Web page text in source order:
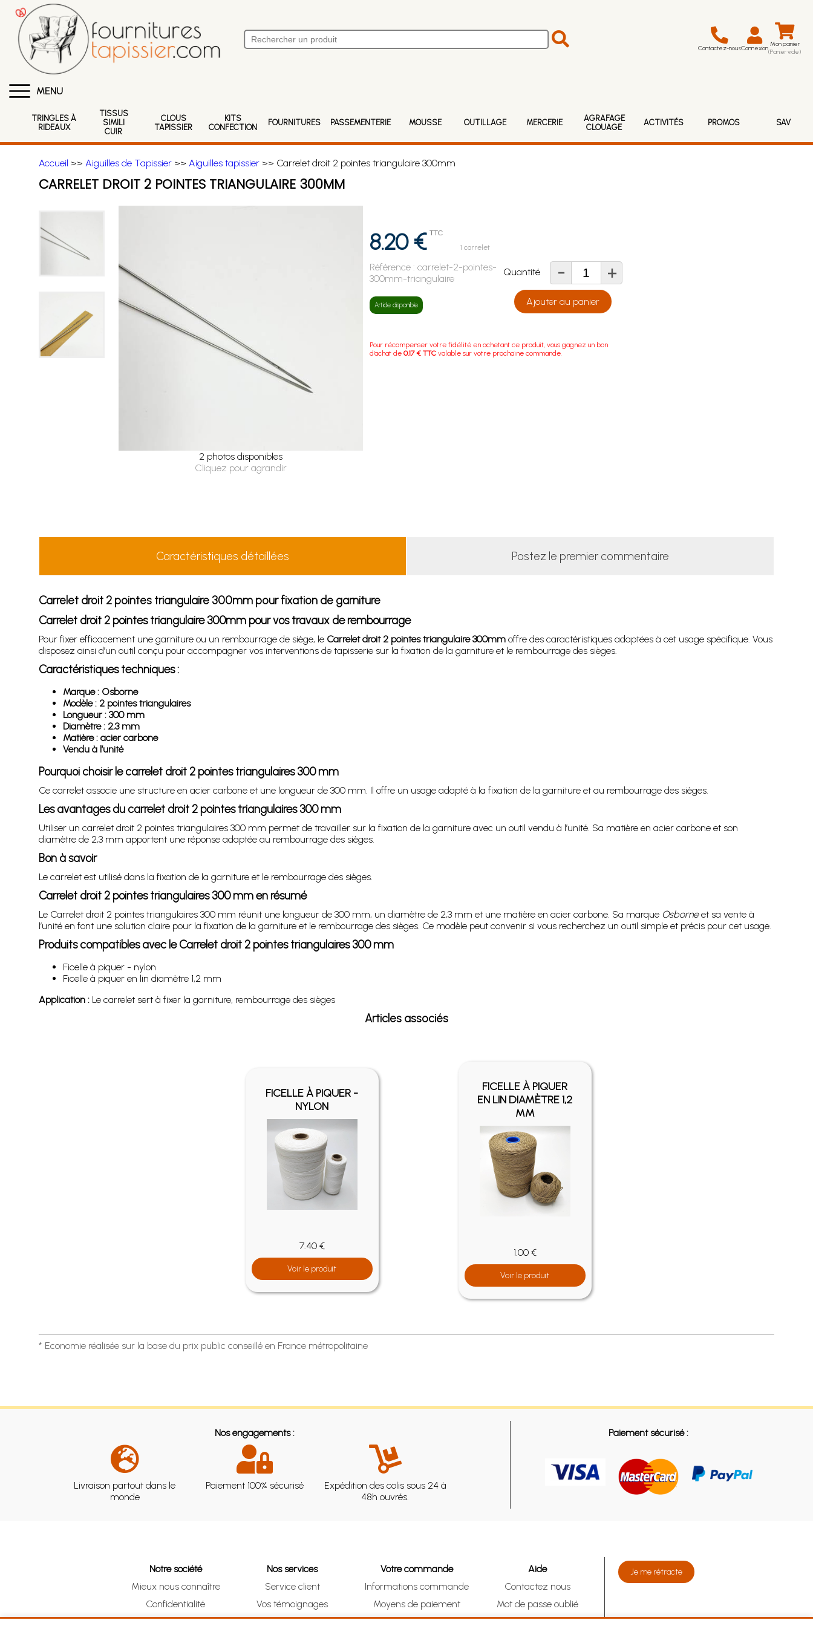
Contactez-nousConnexion Mon panier
(Panier vide)
MENU
TRINGLES À
RIDEAUX
TISSUS
SIMILI
CUIR
CLOUS
TAPISSIER
KITS
CONFECTION
FOURNITURES PASSEMENTERIE MOUSSE OUTILLAGE MERCERIE
AGRAFAGE
CLOUAGE
ACTIVITÉS PROMOS SAV
Accueil >> Aiguilles de Tapissier>> Aiguilles tapissier>> Carrelet droit 2 pointes triangulaire 300mm
CARRELET DROIT 2 POINTES TRIANGULAIRE 300MM
2 photos disponibles
Cliquez pour agrandir
8.20 € TTC
1 carrelet
Référence :carrelet-2-pointes-
300mm-triangulaire
Article disponible
Quantité - +
Ajouter au panier
Pour récompenser votre fidélité en achetant ce produit, vous gagnez un bon
d'achat de0.17 € TTC valable sur votre prochaine commande.
Caractéristiques détaillées Postez le premier commentaire
Carrelet droit 2 pointes triangulaire 300mm pour fixation de garniture
Carrelet droit 2 pointes triangulaire 300mm pour vos travaux de rembourrage
Pour fixer efficacement une garniture ou un rembourrage de siège, le Carrelet droit 2 pointes triangulaire 300mmoffre des caractéristiques adaptées à cet usage spécifique. Vous
disposez ainsi d’un outil conçu pour accompagner vos interventions de tapisserie sur la fixation de la garniture et le rembourrage des sièges.
Caractéristiques techniques :
Marque : Osborne
Modèle : 2 pointes triangulaires
Longueur : 300 mm
Diamètre : 2,3 mm
Matière : acier carbone
Vendu à l’unité
Pourquoi choisir le carrelet droit 2 pointes triangulaires 300 mm
Ce carrelet associe une structure en acier carbone et une longueur de 300 mm. Il offre un usage adapté à la fixation de la garniture et au rembourrage des sièges.
Les avantages du carrelet droit 2 pointes triangulaires 300 mm
Utiliser un carrelet droit 2 pointes triangulaires 300 mm permet de travailler sur la fixation de la garniture avec un outil vendu à l’unité. Sa matière en acier carbone et son
diamètre de 2,3 mm apportent une réponse adaptée au rembourrage des sièges.
Bon à savoir
Le carrelet est utilisé dans la fixation de la garniture et le rembourrage des sièges.
Carrelet droit 2 pointes triangulaires 300 mm en résumé
Le Carrelet droit 2 pointes triangulaires 300 mm réunit une longueur de 300 mm, un diamètre de 2,3 mm et une matière en acier carbone. Sa marque Osborneet sa vente à
l’unité en font une solution claire pour la fixation de la garniture et le rembourrage des sièges. Ce modèle peut convenir si vous recherchez un outil simple et précis pour cet usage.
Produits compatibles avec le Carrelet droit 2 pointes triangulaires 300 mm
Ficelle à piquer - nylon
Ficelle à piquer en lin diamètre 1,2 mm
Application :Le carrelet sert à fixer la garniture, rembourrage des sièges
Articles associés
FICELLE À PIQUER -
NYLON
7.40 €
Voir le produit
FICELLE À PIQUER
EN LIN DIAMÈTRE 1,2
MM
1.00 €
Voir le produit
* Economie réalisée sur la base du prix public conseillé en France métropolitaine
Nos engagements :
Livraison partout dans le
monde
Paiement 100% sécurisé
Expédition des colis sous 24 à
48h ouvrés.
Paiement sécurisé :
Notre société
Mieux nous connaître
Confidentialité
CGV
Nos services
Service client
Vos témoignages
Clic & Collect (DRIVE)
Votre commande
Informations commande
Moyens de paiement
Suivre vos achats
Aide
Contactez nous
Mot de passe oublié
Je me rétracte
Je me rétracte